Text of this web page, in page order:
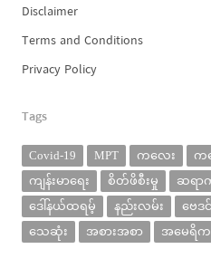
Disclaimer
Terms and Conditions
Privacy Policy
Tags
Covid-19 MPT ကလေး က
ကျန်းမာရေး
စိတ်ဖိစီးမှု ဆရာ
ဒေါ်နယ်ထရမ့်
နည်းလမ်း ဗေဒင်
သေဆုံး
အစားအစာ အမေရိက